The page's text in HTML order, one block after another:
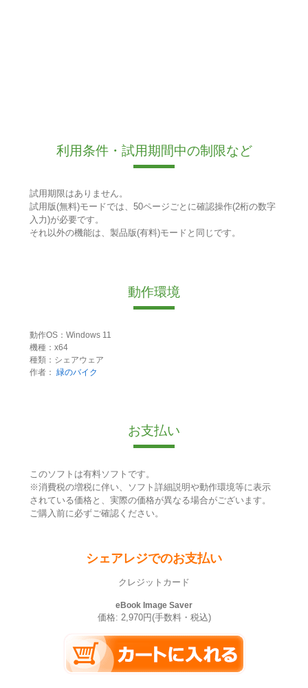
利用条件・試用期間中の制限など
試用期限はありません。
試用版(無料)モードでは、50ページごとに確認操作(2桁の数字
入力)が必要です。
それ以外の機能は、製品版(有料)モードと同じです。
動作環境
動作OS：Windows 11
機種：x64
種類：シェアウェア
作者： 緑のバイク
お支払い
このソフトは有料ソフトです。
※消費税の増税に伴い、ソフト詳細説明や動作環境等に表示
されている価格と、実際の価格が異なる場合がございます。
ご購入前に必ずご確認ください。
シェアレジでのお支払い
クレジットカード
eBook Image Saver
価格: 2,970円(手数料・税込)